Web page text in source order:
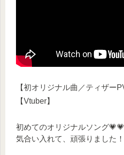
【初オリジナル曲／ティザー
【Vtuber】
初めてのオリジナルソング💗💗
気合い入れて、頑張りました！